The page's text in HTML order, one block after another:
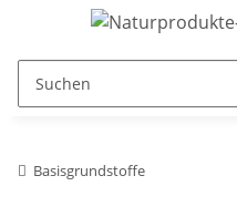
Basisgrundstoffe